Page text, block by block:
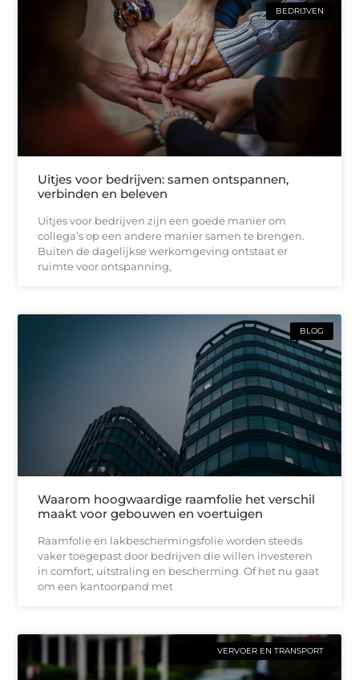
BEDRIJVEN
Uitjes voor bedrijven: samen ontspannen,
verbinden en beleven
Uitjes voor bedrijven zijn een goede manier om
collega’s op een andere manier samen te brengen.
Buiten de dagelijkse werkomgeving ontstaat er
ruimte voor ontspanning,
BLOG
Waarom hoogwaardige raamfolie het verschil
maakt voor gebouwen en voertuigen
Raamfolie en lakbeschermingsfolie worden steeds
vaker toegepast door bedrijven die willen investeren
in comfort, uitstraling en bescherming. Of het nu gaat
om een kantoorpand met
VERVOER EN TRANSPORT